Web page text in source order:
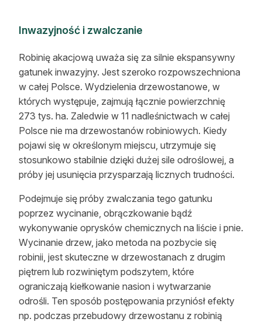
Inwazyjność i zwalczanie
Robinię akacjową uważa się za silnie ekspansywny
gatunek inwazyjny. Jest szeroko rozpowszechniona
w całej Polsce. Wydzielenia drzewostanowe, w
których występuje, zajmują łącznie powierzchnię
273 tys. ha. Zaledwie w 11 nadleśnictwach w całej
Polsce nie ma drzewostanów robiniowych. Kiedy
pojawi się w określonym miejscu, utrzymuje się
stosunkowo stabilnie dzięki dużej sile odroślowej, a
próby jej usunięcia przysparzają licznych trudności.
Podejmuje się próby zwalczania tego gatunku
poprzez wycinanie, obrączkowanie bądź
wykonywanie oprysków chemicznych na liście i pnie.
Wycinanie drzew, jako metoda na pozbycie się
robinii, jest skuteczne w drzewostanach z drugim
piętrem lub rozwiniętym podszytem, które
ograniczają kiełkowanie nasion i wytwarzanie
odrośli. Ten sposób postępowania przyniósł efekty
np. podczas przebudowy drzewostanu z robinią